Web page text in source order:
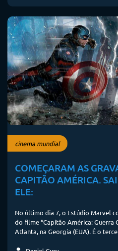
cinema mundial
COMEÇARAM AS
CAPITÃO AMÉRICA.
ELE:
No último dia 7, o Estúdio Marvel
do filme “Capitão América: Guerra
Atlanta, na Georgia (EUA). É o